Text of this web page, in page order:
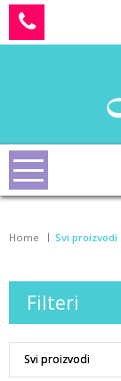
Home Svi proizvodi
Filteri